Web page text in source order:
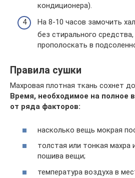
кондиционера).
На 8-10 часов замочить
без стирального средства,
прополоскать в
Правила сушки
Махровая плотная ткань сохнет
Время, необходимое на полное
от ряда факторов:
насколько вещь мокрая
толстая или тонкая махра
пошива вещи;
температура воздуха в